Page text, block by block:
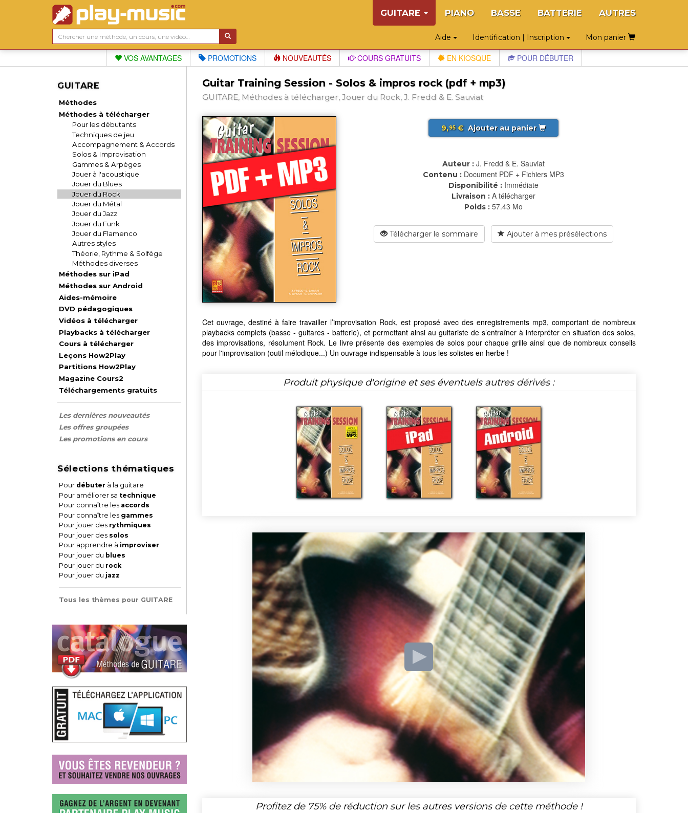
GUITARE PIANO BASSE BATTERIE AUTRES
Aide Identification | Inscription Mon panier
VOS AVANTAGES PROMOTIONS NOUVEAUTÉS COURS GRATUITS EN KIOSQUE POUR DÉBUTER
GUITARE
Méthodes
Méthodes à télécharger
Pour les débutants
Techniques de jeu
Accompagnement & Accords
Solos & Improvisation
Gammes & Arpèges
Jouer à l'acoustique
Jouer du Blues
Jouer du Rock
Jouer du Métal
Jouer du Jazz
Jouer du Funk
Jouer du Flamenco
Autres styles
Théorie, Rythme & Solfège
Méthodes diverses
Méthodes sur iPad
Méthodes sur Android
Aides-mémoire
DVD pédagogiques
Vidéos à télécharger
Playbacks à télécharger
Cours à télécharger
Leçons How2Play
Partitions How2Play
Magazine Cours2
Téléchargements gratuits
Les dernières nouveautés
Les offres groupées
Les promotions en cours
Sélections thématiques
Pour débuter à la guitare
Pour améliorer sa technique
Pour connaître les accords
Pour connaître les gammes
Pour jouer des rythmiques
Pour jouer des solos
Pour apprendre à improviser
Pour jouer du blues
Pour jouer du rock
Pour jouer du jazz
Tous les thèmes pour GUITARE
Guitar Training Session - Solos & impros rock (pdf + mp3)
GUITARE, Méthodes à télécharger, Jouer du Rock, J. Fredd & E. Sauviat
9,95€ Ajouter au panier
Auteur : J. Fredd & E. Sauviat
Contenu : Document PDF + Fichiers MP3
Disponibilité : Immédiate
Livraison : A télécharger
Poids : 57.43 Mo
Télécharger le sommaire Ajouter à mes présélections
Cet ouvrage, destiné à faire travailler l’improvisation Rock, est proposé avec des enregistrements mp3, comportant de nombreux
playbacks complets (basse - guitares - batterie), et permettant ainsi au guitariste de s’entraîner à interpréter en situation des solos,
des improvisations, résolument Rock. Le livre présente des exemples de solos pour chaque grille ainsi que de nombreux conseils
pour l'improvisation (outil mélodique...) Un ouvrage indispensable à tous les solistes en herbe !
Produit physique d'origine et ses éventuels autres dérivés :
Profitez de 75%de réduction sur les autres versions de cette méthode !